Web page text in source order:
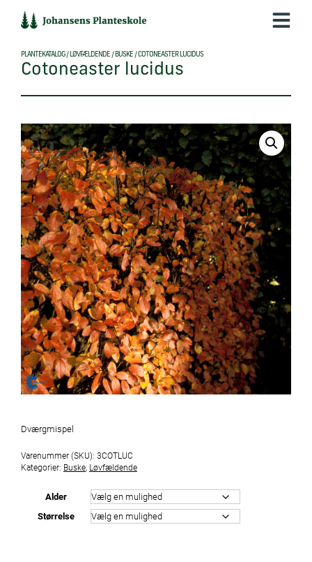
indholdet
PLANTEKATALOG/ LØVFÆLDENDE / BUSKE /COTONEASTER LUCIDUS
Cotoneaster lucidus
Dværgmispel
Varenummer (SKU): 3COTLUC
Kategorier: Buske Løvfældende
Alder
Størrelse